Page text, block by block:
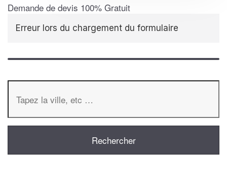
Demande de devis 100% Gratuit
Erreur lors du chargement du formulaire